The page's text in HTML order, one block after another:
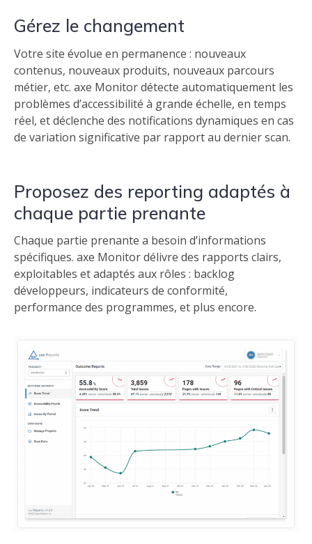
Gérez le changement
Votre site évolue en permanence : nouveaux
contenus, nouveaux produits, nouveaux parcours
métier, etc. axe Monitor détecte automatiquement les
problèmes d’accessibilité à grande échelle, en temps
réel, et déclenche des notifications dynamiques en cas
de variation significative par rapport au dernier scan.
Proposez des reporting adaptés à
chaque partie prenante
Chaque partie prenante a besoin d’informations
spécifiques. axe Monitor délivre des rapports clairs,
exploitables et adaptés aux rôles : backlog
développeurs, indicateurs de conformité,
performance des programmes, et plus encore.